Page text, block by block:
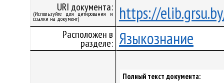
URI документа:
(Используйте для цитирования и
ссылки на документ) https://
Расположен в
разделе: Языкознание
Полный текст документа: